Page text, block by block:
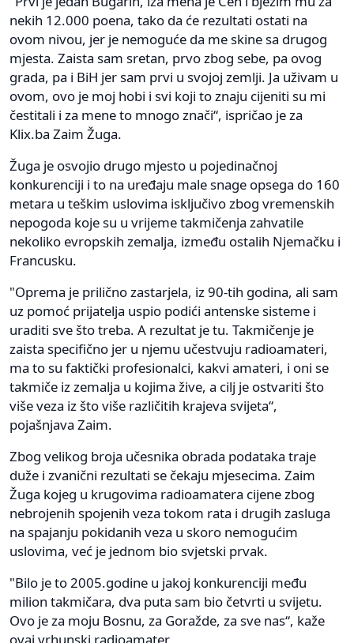
nekih 12.000 poena, tako da će rezultati ostati na
ovom nivou, jer je nemoguće da me skine sa drugog
mjesta. Zaista sam sretan, prvo zbog sebe, pa ovog
grada, pa i BiH jer sam prvi u svojoj zemlji. Ja uživam u
ovom, ovo je moj hobi i svi koji to znaju cijeniti su mi
čestitali i za mene to mnogo znači“, ispričao je za
Klix.ba Zaim Žuga.
Žuga je osvojio drugo mjesto u pojedinačnoj
konkurenciji i to na uređaju male snage opsega do 160
metara u teškim uslovima isključivo zbog vremenskih
nepogoda koje su u vrijeme takmičenja zahvatile
nekoliko evropskih zemalja, između ostalih Njemačku i
Francusku.
"Oprema je prilično zastarjela, iz 90-tih godina, ali sam
uz pomoć prijatelja uspio podići antenske sisteme i
uraditi sve što treba. A rezultat je tu. Takmičenje je
zaista specifično jer u njemu učestvuju radioamateri,
ma to su faktički profesionalci, kakvi amateri, i oni se
takmiče iz zemalja u kojima žive, a cilj je ostvariti što
više veza iz što više različitih krajeva svijeta“,
pojašnjava Zaim.
Zbog velikog broja učesnika obrada podataka traje
duže i zvanični rezultati se čekaju mjesecima. Zaim
Žuga kojeg u krugovima radioamatera cijene zbog
nebrojenih spojenih veza tokom rata i drugih zasluga
na spajanju pokidanih veza u skoro nemogućim
uslovima, već je jednom bio svjetski prvak.
"Bilo je to 2005.godine u jakoj konkurenciji među
milion takmičara, dva puta sam bio četvrti u svijetu.
Ovo je za moju Bosnu, za Goražde, za sve nas“, kaže